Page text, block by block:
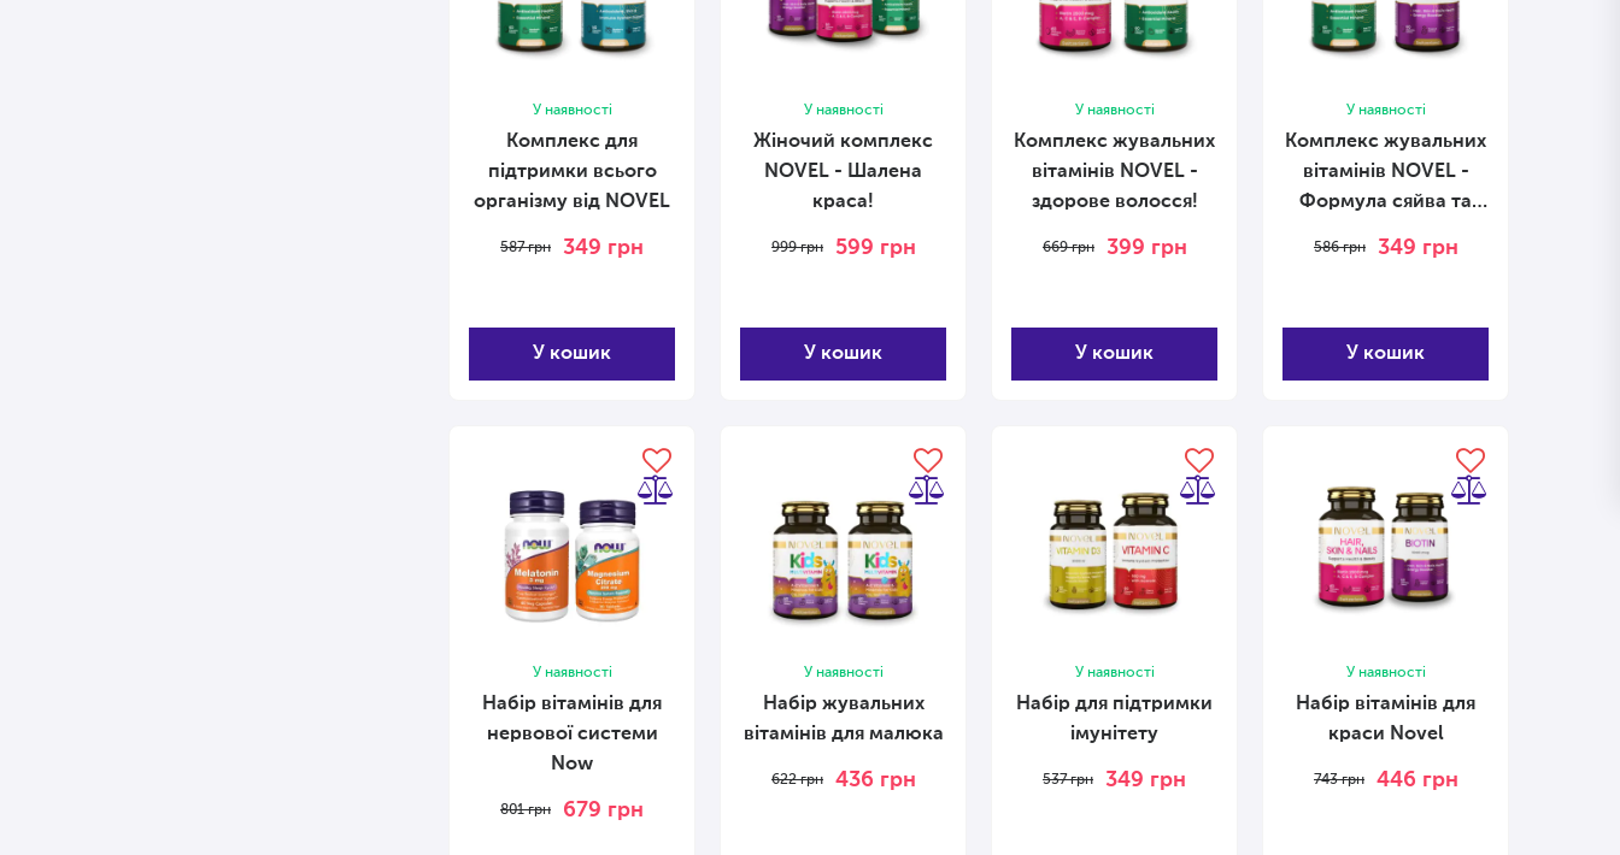
У наявності
Комплекс для
підтримки всього
організму від NOVEL
587грн 349 грн
У кошик
У наявності
Жіночий комплекс
NOVEL - Шалена
краса!
999грн 599 грн
У кошик
У наявності
Комплекс жувальних
вітамінів NOVEL -
здорове волосся!
669грн 399 грн
У кошик
У наявності
Комплекс жувальних
вітамінів NOVEL -
Формула сяйва та
586грн 349 грн
У кошик
У наявності
Набір вітамінів для
нервової системи
Now
801грн 679 грн
У наявності
Набір жувальних
вітамінів для малюка
622грн 436 грн
У наявності
Набір для підтримки
імунітету
537грн 349 грн
У наявності
Набір вітамінів для
краси Novel
743грн 446 грн